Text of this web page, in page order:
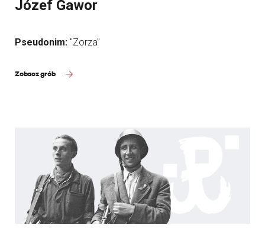
Józef Gawor
Pseudonim: "Zorza"
Zobacz grób